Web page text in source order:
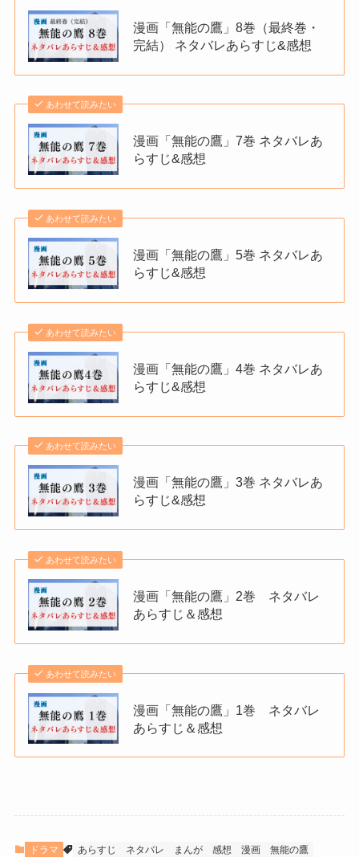
漫画「無能の鷹」8巻（最終巻・
完結） ネタバレあらすじ&感想
あわせて読みたい
漫画「無能の鷹」7巻 ネタバレあ
らすじ&感想
あわせて読みたい
漫画「無能の鷹」5巻 ネタバレあ
らすじ&感想
あわせて読みたい
漫画「無能の鷹」4巻 ネタバレあ
らすじ&感想
あわせて読みたい
漫画「無能の鷹」3巻 ネタバレあ
らすじ&感想
あわせて読みたい
漫画「無能の鷹」2巻 ネタバレ
あらすじ＆感想
あわせて読みたい
漫画「無能の鷹」1巻 ネタバレ
あらすじ＆感想
ドラマ あらすじ ネタバレ まんが 感想 漫画 無能の鷹